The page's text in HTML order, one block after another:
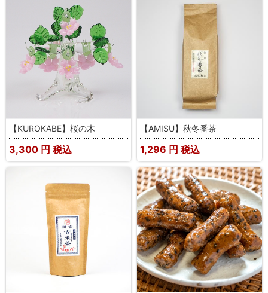
【KUROKABE】桜の木
3,300 円 税込
【AMISU】秋冬番茶
1,296 円 税込